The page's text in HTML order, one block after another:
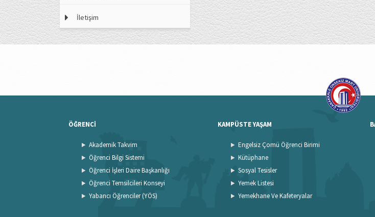
İletişim
ÖĞRENCİ
Akademik Takvim
Öğrenci Bilgi Sistemi
Öğrenci İşleri Daire Başkanlığı
Öğrenci Temsilcileri Konseyi
Yabancı Öğrenciler (YÖS)
KAMPÜSTE YAŞAM
Engelsiz Çomü Öğrenci Birimi
Kütüphane
Sosyal Tesisler
Yemek Listesi
Yemekhane Ve Kafeteryalar